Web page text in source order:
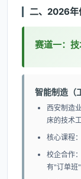
二、2026年
赛道一：
智能制造（
西安制造
床的技术
核心课程
校企合作
有"订单班"